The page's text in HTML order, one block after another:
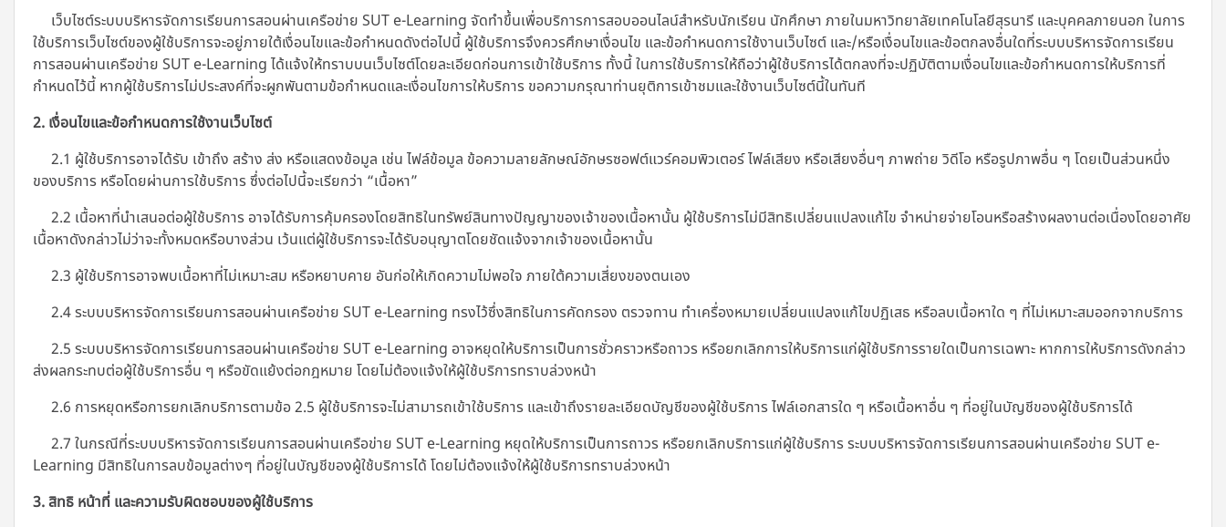
เว็บไซต์ระบบบริหารจัดการเรียนการสอนผ่านเครือข่าย SUT e-Learning จัดทำขึ้นเพื่อบริการการสอบออนไลน์สำหรับนักเรียน นักศึกษา ภายในมหาวิทยาลัยเทคโนโลยีสุรนารี และบุคคลภายนอก ในการ
ใช้บริการเว็บไซต์ของผู้ใช้บริการจะอยู่ภายใต้เงื่อนไขและข้อกำหนดดังต่อไปนี้ ผู้ใช้บริการจึงควรศึกษาเงื่อนไข และข้อกำหนดการใช้งานเว็บไซต์ และ/หรือเงื่อนไขและข้อตกลงอื่นใดที่ระบบบริหารจัดการเรียน
การสอนผ่านเครือข่าย SUT e-Learning ได้แจ้งให้ทราบบนเว็บไซต์โดยละเอียดก่อนการเข้าใช้บริการ ทั้งนี้ ในการใช้บริการให้ถือว่าผู้ใช้บริการได้ตกลงที่จะปฏิบัติตามเงื่อนไขและข้อกำหนดการให้บริการที่
กำหนดไว้นี้ หากผู้ใช้บริการไม่ประสงค์ที่จะผูกพันตามข้อกำหนดและเงื่อนไขการให้บริการ ขอความกรุณาท่านยุติการเข้าชมและใช้งานเว็บไซต์นี้ในทันที
2. เงื่อนไขและข้อกำหนดการใช้งานเว็บไซต์
2.1 ผู้ใช้บริการอาจได้รับ เข้าถึง สร้าง ส่ง หรือแสดงข้อมูล เช่น ไฟล์ข้อมูล ข้อความลายลักษณ์อักษรซอฟต์แวร์คอมพิวเตอร์ ไฟล์เสียง หรือเสียงอื่นๆ ภาพถ่าย วิดีโอ หรือรูปภาพอื่น ๆ โดยเป็นส่วนหนึ่ง
ของบริการ หรือโดยผ่านการใช้บริการ ซึ่งต่อไปนี้จะเรียกว่า “เนื้อหา”
2.2 เนื้อหาที่นำเสนอต่อผู้ใช้บริการ อาจได้รับการคุ้มครองโดยสิทธิในทรัพย์สินทางปัญญาของเจ้าของเนื้อหานั้น ผู้ใช้บริการไม่มีสิทธิเปลี่ยนแปลงแก้ไข จำหน่ายจ่ายโอนหรือสร้างผลงานต่อเนื่องโดยอาศัย
เนื้อหาดังกล่าวไม่ว่าจะทั้งหมดหรือบางส่วน เว้นแต่ผู้ใช้บริการจะได้รับอนุญาตโดยชัดแจ้งจากเจ้าของเนื้อหานั้น
2.3 ผู้ใช้บริการอาจพบเนื้อหาที่ไม่เหมาะสม หรือหยาบคาย อันก่อให้เกิดความไม่พอใจ ภายใต้ความเสี่ยงของตนเอง
2.4 ระบบบริหารจัดการเรียนการสอนผ่านเครือข่าย SUT e-Learning ทรงไว้ซึ่งสิทธิในการคัดกรอง ตรวจทาน ทำเครื่องหมายเปลี่ยนแปลงแก้ไขปฏิเสธ หรือลบเนื้อหาใด ๆ ที่ไม่เหมาะสมออกจากบริการ
2.5 ระบบบริหารจัดการเรียนการสอนผ่านเครือข่าย SUT e-Learning อาจหยุดให้บริการเป็นการชั่วคราวหรือถาวร หรือยกเลิกการให้บริการแก่ผู้ใช้บริการรายใดเป็นการเฉพาะ หากการให้บริการดังกล่าว
ส่งผลกระทบต่อผู้ใช้บริการอื่น ๆ หรือขัดแย้งต่อกฎหมาย โดยไม่ต้องแจ้งให้ผู้ใช้บริการทราบล่วงหน้า
2.6 การหยุดหรือการยกเลิกบริการตามข้อ 2.5 ผู้ใช้บริการจะไม่สามารถเข้าใช้บริการ และเข้าถึงรายละเอียดบัญชีของผู้ใช้บริการ ไฟล์เอกสารใด ๆ หรือเนื้อหาอื่น ๆ ที่อยู่ในบัญชีของผู้ใช้บริการได้
2.7 ในกรณีที่ระบบบริหารจัดการเรียนการสอนผ่านเครือข่าย SUT e-Learning หยุดให้บริการเป็นการถาวร หรือยกเลิกบริการแก่ผู้ใช้บริการ ระบบบริหารจัดการเรียนการสอนผ่านเครือข่าย SUT e-
Learning มีสิทธิในการลบข้อมูลต่างๆ ที่อยู่ในบัญชีของผู้ใช้บริการได้ โดยไม่ต้องแจ้งให้ผู้ใช้บริการทราบล่วงหน้า
3. สิทธิ หน้าที่ และความรับผิดชอบของผู้ใช้บริการ